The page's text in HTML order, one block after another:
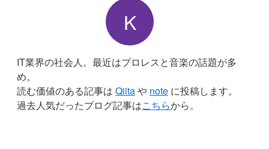
K
IT業界の社会人。最近はプロレスと音楽の話題が多
め。
読む価値のある記事は Qiitaや note に投稿します。
過去人気だったブログ記事はこちらから。